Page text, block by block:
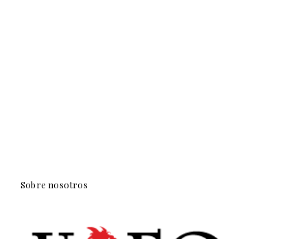
Sobre nosotros